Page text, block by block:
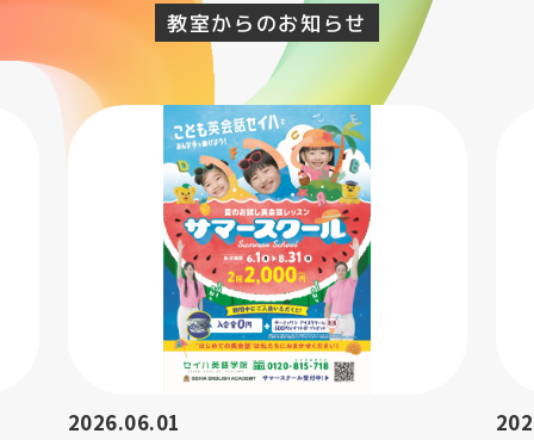
教室からのお知らせ
2026.06.01